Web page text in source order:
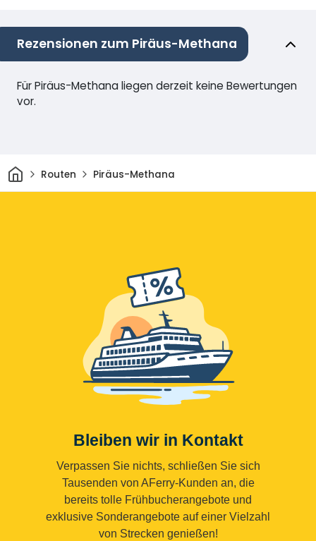
Rezensionen zum Piräus-Methana
Für Piräus-Methana liegen derzeit keine Bewertungen
vor.
HeimRouten Piräus-Methana
Bleiben wir in Kontakt
Verpassen Sie nichts, schließen Sie sich
Tausenden von AFerry-Kunden an, die
bereits tolle Frühbucherangebote und
exklusive Sonderangebote auf einer Vielzahl
von Strecken genießen!